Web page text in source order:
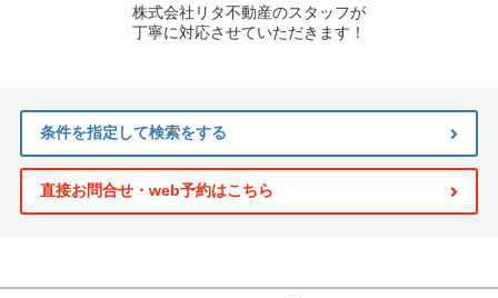
株式会社リタ不動産のスタッフが
丁寧に対応させていただきます！
条件を指定して検索をする
直接お問合せ・web予約はこちら